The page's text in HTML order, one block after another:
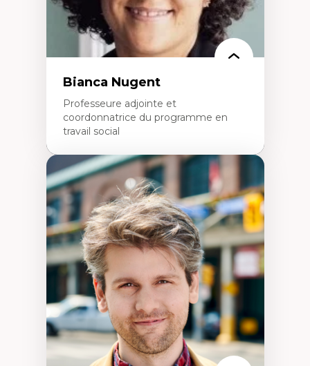
Bianca Nugent
Professeure adjointe et
coordonnatrice du programme en
travail social
Expertises
Travail social, action et justice sociale
Fondements de l’intervention et des
nouvelles pratiques en travail social et en
éducation inclusive
Minorités linguistiques, offre active et
francophonie plurielle en contexte
linguistique minoritaire
Études critiques sur le handicap, la
neurodiversité, l'agentivité et les injustices
épistémiques
Intersectionnalité et réalités 2SLGBTQ+
Méthodes d’interventions et approches
antiraciste, décoloniale, anti-oppressive
Approche interculturelle critique
Pair-aidance, proche aidance, famille
choisie et soutien mutuel